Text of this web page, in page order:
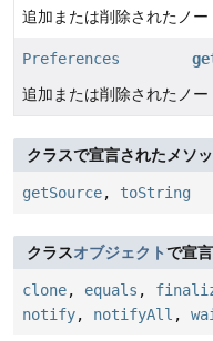
追加または削除されたノー
Preferences
追加または削除されたノー
クラスで宣言されたメソ
getSource, toString
クラスオブジェクトで宣
clone, equals ,
notify, notifyAll ,